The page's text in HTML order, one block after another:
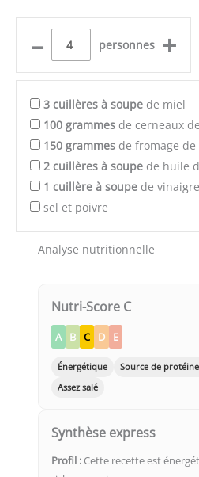
– personnes +
3 cuillères à soupe de miel
100 grammes de cerneaux
150 grammes de fromage de
2 cuillères à soupe de huile
1 cuillère à soupe de
sel et poivre
Analyse nutritionnelle
Nutri-Score C
A B C D E
Énergétique Source de
Assez salé
Synthèse express
Profil : Cette recette est